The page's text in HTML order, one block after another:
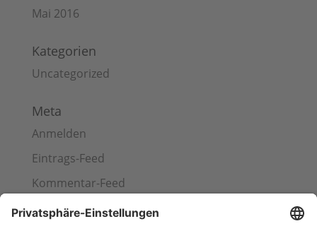
Mai 2016
Kategorien
Uncategorized
Meta
Anmelden
Eintrags-Feed
Kommentar-Feed
WordPress.org